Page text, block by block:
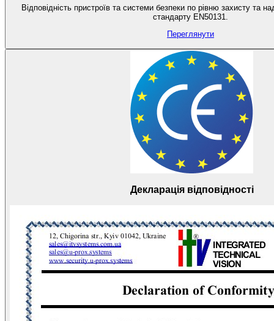
Відповідність пристроїв та системи безпеки по рівню захисту та
стандарту EN50131.
Переглянути
Декларація відповідності